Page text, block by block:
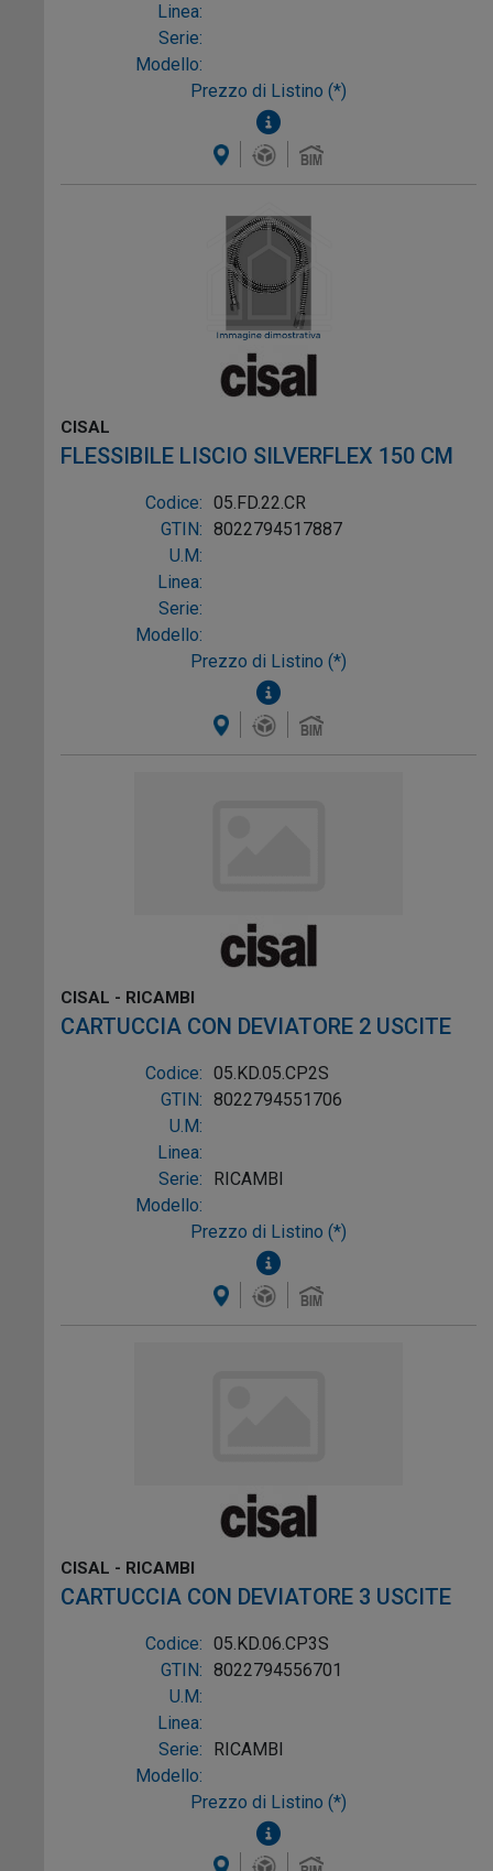
Linea:
Serie:
Modello:
Prezzo di Listino (*)
CISAL
FLESSIBILE LISCIO SILVERFLEX 150 CM
Codice: 05.FD.22.CR
GTIN: 8022794517887
U.M:
Linea:
Serie:
Modello:
Prezzo di Listino (*)
CISAL - RICAMBI
CARTUCCIA CON DEVIATORE 2 USCITE
Codice: 05.KD.05.CP2S
GTIN: 8022794551706
U.M:
Linea:
Serie:
RICAMBI
Modello:
Prezzo di Listino (*)
CISAL - RICAMBI
CARTUCCIA CON DEVIATORE 3 USCITE
Codice: 05.KD.06.CP3S
GTIN: 8022794556701
U.M:
Linea:
Serie:
RICAMBI
Modello:
Prezzo di Listino (*)